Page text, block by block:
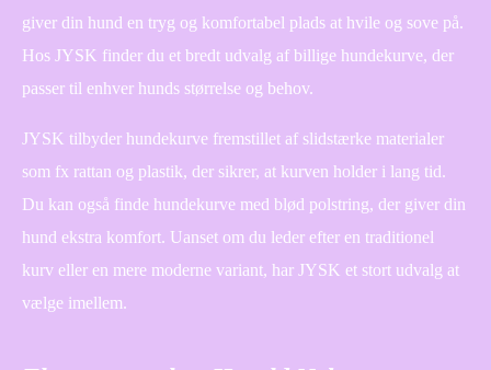
giver din hund en tryg og komfortabel plads at hvile og sove på.
Hos JYSK finder du et bredt udvalg af billige hundekurve, der
passer til enhver hunds størrelse og behov.
JYSK tilbyder hundekurve fremstillet af slidstærke materialer
som fx rattan og plastik, der sikrer, at kurven holder i lang tid.
Du kan også finde hundekurve med blød polstring, der giver din
hund ekstra komfort. Uanset om du leder efter en traditionel
kurv eller en mere moderne variant, har JYSK et stort udvalg at
vælge imellem.